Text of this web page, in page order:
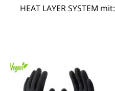
HEAT LAYER SYSTEM mit: